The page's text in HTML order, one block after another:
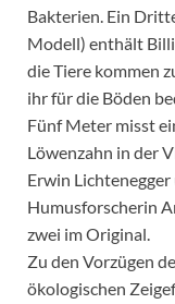
Bakterien. Ein
Modell) enthält
die Tiere kommen
ihr für die Böden
Fünf Meter misst
Löwenzahn in der
Erwin
Humusforscherin
zwei im Original.
Zu den Vorzügen
ökologischen